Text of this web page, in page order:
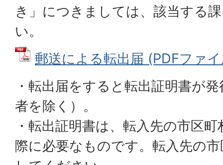
き」につきましては、該当する
い。
郵送による転出届 (PDFファ
・転出届をすると転出証明書が
者を除く）。
・転出証明書は、転入先の市区
際に必要なものです。転入先の